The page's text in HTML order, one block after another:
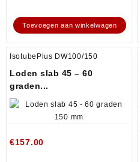
Toevoegen aan winkelwagen
IsotubePlus DW100/150
Loden slab 45 – 60
graden...
€157.00